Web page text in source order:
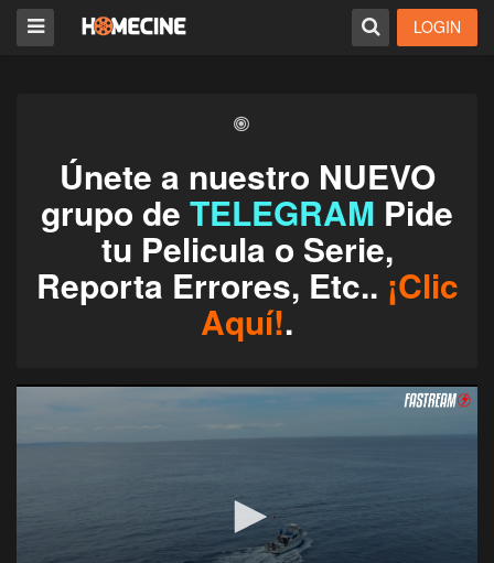
LOGIN
Únete a nuestro NUEVO
grupo de TELEGRAM Pide
tu Pelicula o Serie,
Reporta Errores, Etc.. ¡Clic
Aquí!.